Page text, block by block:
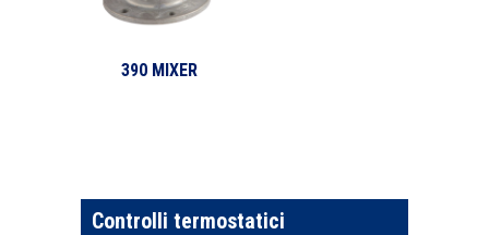
390 MIXER
Controlli termostatici